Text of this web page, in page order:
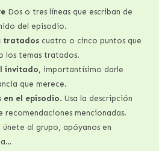
Dos o tres líneas que escriban de
del episodio.
tratados cuatro o cinco puntos que
los temas tratados.
invitado, importantísimo darle
que merece.
en el episodio. Usa la descripción
recomendaciones mencionadas.
únete al grupo, apóyanos en